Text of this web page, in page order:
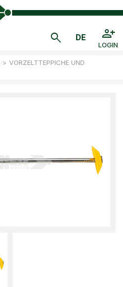
LOGIN
> VORZELTTEPPICHE UND